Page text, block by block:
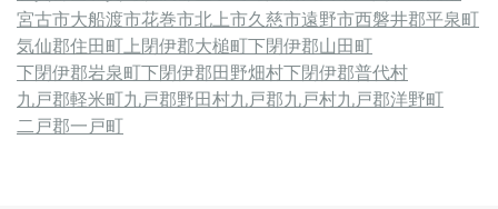
宮古市大船渡市花巻市北上市久慈市遠野市西磐井郡平泉町
気仙郡住田町上閉伊郡大槌町下閉伊郡山田町
下閉伊郡岩泉町下閉伊郡田野畑村下閉伊郡普代村
九戸郡軽米町九戸郡野田村九戸郡九戸村九戸郡洋野町
二戸郡一戸町